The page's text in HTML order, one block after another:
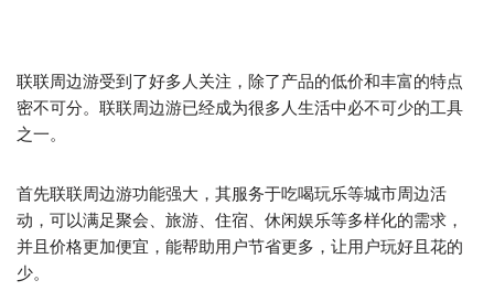
联联周边游受到了好多人关注，除了产品的低价和丰富的特点
密不可分。联联周边游已经成为很多人生活中必不可少的工具
之一。
首先联联周边游功能强大，其服务于吃喝玩乐等城市周边活
动，可以满足聚会、旅游、住宿、休闲娱乐等多样化的需求，
并且价格更加便宜，能帮助用户节省更多，让用户玩好且花的
少。